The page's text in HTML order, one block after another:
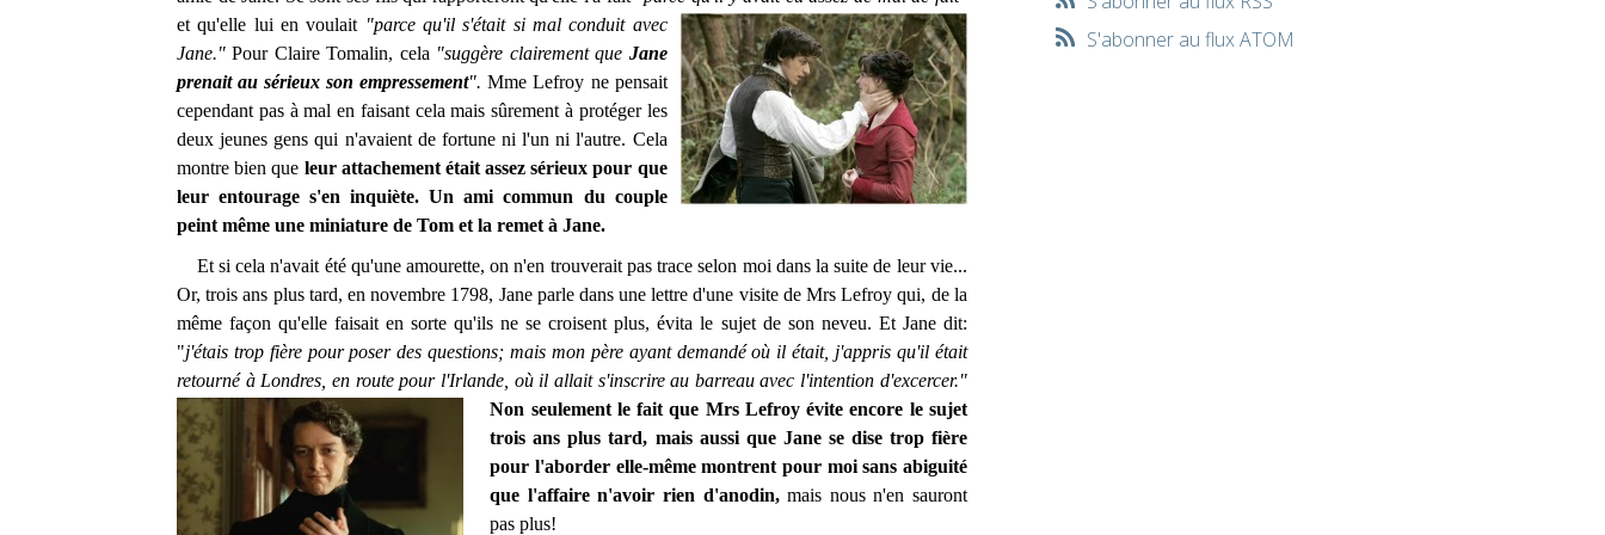
et qu'elle lui en voulait "parce qu'il s'était si mal conduit avec
Jane."Pour Claire Tomalin, cela "suggère clairement que Jane
prenait au sérieux son empressement".Mme Lefroy ne pensait
cependant pas à mal en faisant cela mais sûrement à protéger les
deux jeunes gens qui n'avaient de fortune ni l'un ni l'autre. Cela
montre bien que leur attachement était assez sérieux pour que
leur entourage s'en inquiète. Un ami commun du couple
peint même une miniature de Tom et la remet à Jane.
Et si cela n'avait été qu'une amourette, on n'en trouverait pas trace selon moi dans la suite de leur vie...
Or, trois ans plus tard, en novembre 1798, Jane parle dans une lettre d'une visite de Mrs Lefroy qui, de la
même façon qu'elle faisait en sorte qu'ils ne se croisent plus, évita le sujet de son neveu. Et Jane dit:
"j'étais trop fière pour poser des questions; mais mon père ayant demandé où il était, j'appris qu'il était
retourné à Londres, en route pour l'Irlande, où il allait s'inscrire au barreau avec l'intention d'excercer."
Non seulement le fait que Mrs Lefroy éviteencore le sujet
trois ans plus tard, mais aussi que Jane se dise trop fière
pour l'aborder elle-même montrent pour moi sans abiguité
que l'affaire n'avoir rien d'anodin,mais nous n'en sauront
pas plus!
S'abonner au flux ATOM